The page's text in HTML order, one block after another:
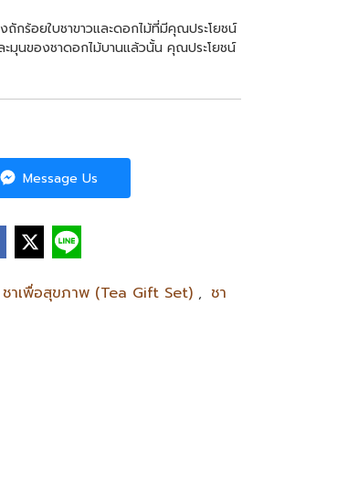
กร้อยใบชาขาวและดอกไม้ที่มีคุณประโยชน์
มุนของชาดอกไม้บานแล้วนั้น คุณประโยชน์
Message Us
าเพื่อสุขภาพ (Tea Gift Set) , ชา